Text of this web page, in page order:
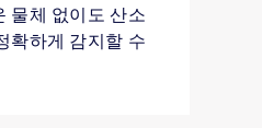
물체 없이도 산소
확하게 감지할 수